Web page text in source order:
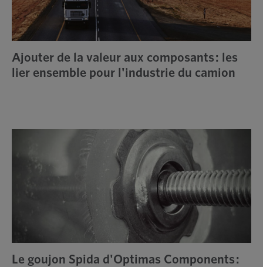
Ajouter de la valeur aux composants : les
lier ensemble pour l'industrie du camion
Le goujon Spida d'Optimas Components :